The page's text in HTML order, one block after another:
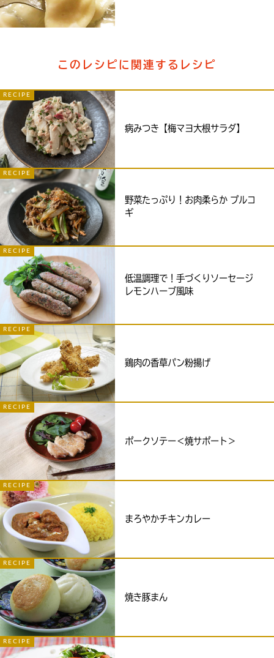
このレシピに関連するレシピ
RECIPE
病みつき【梅マヨ大根サラダ】
RECIPE
野菜たっぷり！お肉柔らか プルコ
ギ
RECIPE
低温調理で！手づくりソーセージ
レモンハーブ風味
RECIPE
鶏肉の香草パン粉揚げ
RECIPE
ポークソテー＜焼サポート＞
RECIPE
まろやかチキンカレー
RECIPE
焼き豚まん
RECIPE